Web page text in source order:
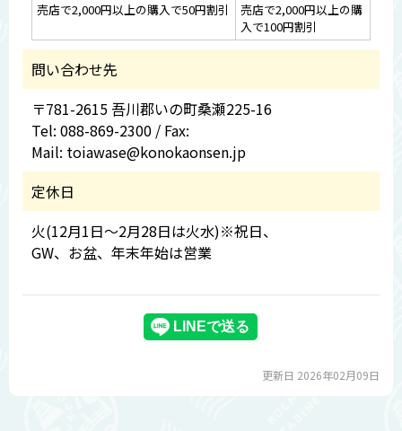
売店で2,000円以上の購入で50円割引
売店で2,000円以上の購
入で100円割引
問い合わせ先
〒781-2615 吾川郡いの町桑瀬225-16
Tel: 088-869-2300 / Fax:
Mail: toiawase@konokaonsen.jp
定休日
火(12月1日～2月28日は火水)※祝日、
GW、お盆、年末年始は営業
更新日 2026年02月09日